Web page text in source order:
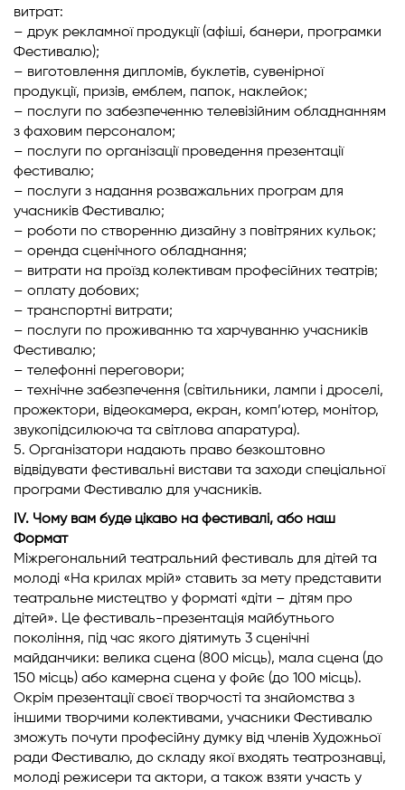
витрат:
– друк рекламної продукції (афіші, банери, програмки
Фестивалю);
– виготовлення дипломів, буклетів, сувенірної
продукції, призів, емблем, папок, наклейок;
– послуги по забезпеченню телевізійним обладнанням
з фаховим персоналом;
– послуги по організації проведення презентації
фестивалю;
– послуги з надання розважальних програм для
учасників Фестивалю;
– роботи по створенню дизайну з повітряних кульок;
– оренда сценічного обладнання;
– витрати на проїзд колективам професійних театрів;
– оплату добових;
– транспортні витрати;
– послуги по проживанню та харчуванню учасників
Фестивалю;
– телефонні переговори;
– технічне забезпечення (світильники, лампи і дроселі,
прожектори, відеокамера, екран, комп’ютер, монітор,
звукопідсилююча та світлова апаратура).
5. Організатори надають право безкоштовно
відвідувати фестивальні вистави та заходи спеціальної
програми Фестивалю для учасників.
IV. Чому вам буде цікаво на фестивалі, або наш
Формат
Міжрегональний театральний фестиваль для дітей та
молоді «На крилах мрій» ставить за мету представити
театральне мистецтво у форматі «діти – дітям про
дітей». Це фестиваль-презентація майбутнього
покоління, під час якого діятимуть 3 сценічні
майданчики: велика сцена (800 місць), мала сцена (до
150 місць) або камерна сцена у фойє (до 100 місць).
Окрім презентації своєї творчості та знайомства з
іншими творчими колективами, учасники Фестивалю
зможуть почути професійну думку від членів Художньої
ради Фестивалю, до складу якої входять театрознавці,
молоді режисери та актори, а також взяти участь у